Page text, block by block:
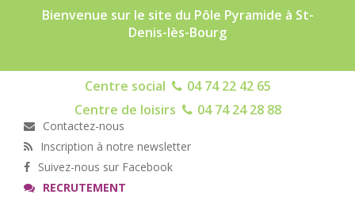
Bienvenue sur le site du Pôle Pyramide à St-
Denis-lès-Bourg
Centre social
04 74 22 42 65
Centre de loisirs
04 74 24 28 88
Contactez-nous
Inscription à notre newsletter
Suivez-nous sur Facebook
RECRUTEMENT